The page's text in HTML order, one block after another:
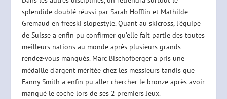
splendide doublé réussi par Sarah Höfflin et Mathilde
Gremaud en freeski slopestyle. Quant au skicross, l’équipe
de Suisse a enfin pu confirmer qu’elle fait partie des toutes
meilleurs nations au monde après plusieurs grands
rendez-vous manqués. Marc Bischofberger a pris une
médaille d’argent méritée chez les messieurs tandis que
Fanny Smith a enfin pu aller chercher le bronze après avoir
manqué le coche lors de ses 2 premiers Jeux.